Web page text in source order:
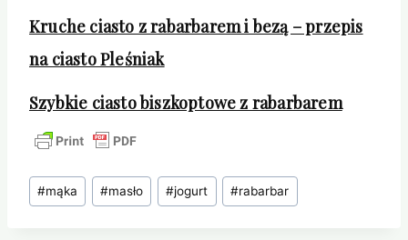
Kruche ciasto z rabarbarem i bezą – przepis
na ciasto Pleśniak
Szybkie ciasto biszkoptowe z rabarbarem
Tagi
wpisu:
#mąka #masło #jogurt #rabarbar